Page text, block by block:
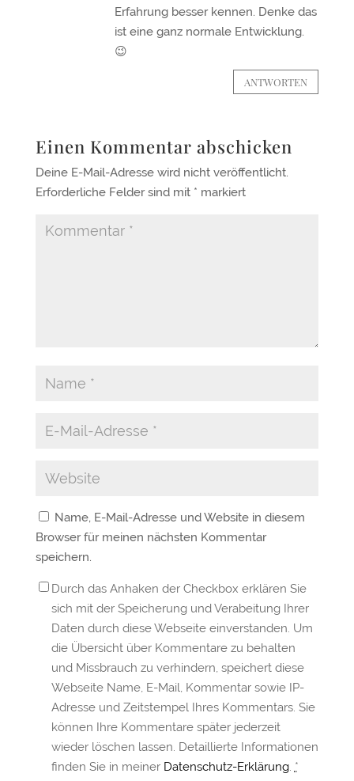
Erfahrung besser kennen. Denke das
ist eine ganz normale Entwicklung.
😉
ANTWORTEN
Einen Kommentar abschicken
Deine E-Mail-Adresse wird nicht veröffentlicht.
Erforderliche Felder sind mit * markiert
Name, E-Mail-Adresse und Website in diesem
Browser für meinen nächsten Kommentar
speichern.
Durch das Anhaken der Checkbox erklären Sie
sich mit der Speicherung und Verabeitung Ihrer
Daten durch diese Webseite einverstanden. Um
die Übersicht über Kommentare zu behalten
und Missbrauch zu verhindern, speichert diese
Webseite Name, E-Mail, Kommentar sowie IP-
Adresse und Zeitstempel Ihres Kommentars. Sie
können Ihre Kommentare später jederzeit
wieder löschen lassen. Detaillierte Informationen
finden Sie in meiner Datenschutz-Erklärung. *